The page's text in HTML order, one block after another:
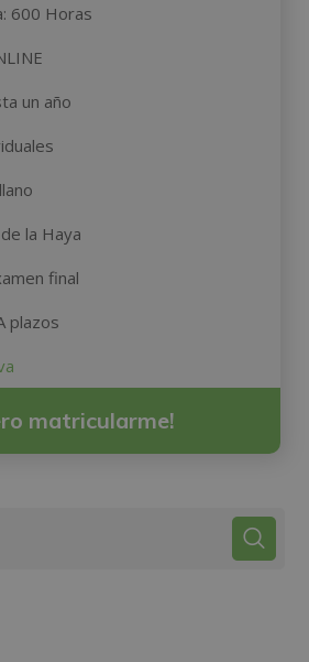
600 Horas
un año
la Haya
final
plazos
matricularme!